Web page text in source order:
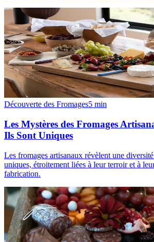
Découverte des Fromages5 min
Les Mystères des Fromages
Ils Sont Uniques
Les fromages artisanaux révèlent une
uniques, étroitement liées à leur terroir et à
fabrication.